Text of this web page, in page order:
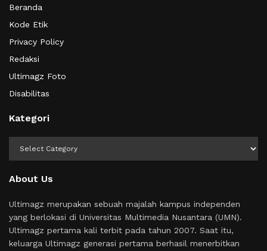
Beranda
Kode Etik
Privacy Policy
Redaksi
Ultimagz Foto
Disabilitas
Kategori
About Us
Ultimagz merupakan sebuah majalah kampus independen
yang berlokasi di Universitas Multimedia Nusantara (UMN).
Ultimagz pertama kali terbit pada tahun 2007. Saat itu,
keluarga Ultimagz generasi pertama berhasil menerbitkan